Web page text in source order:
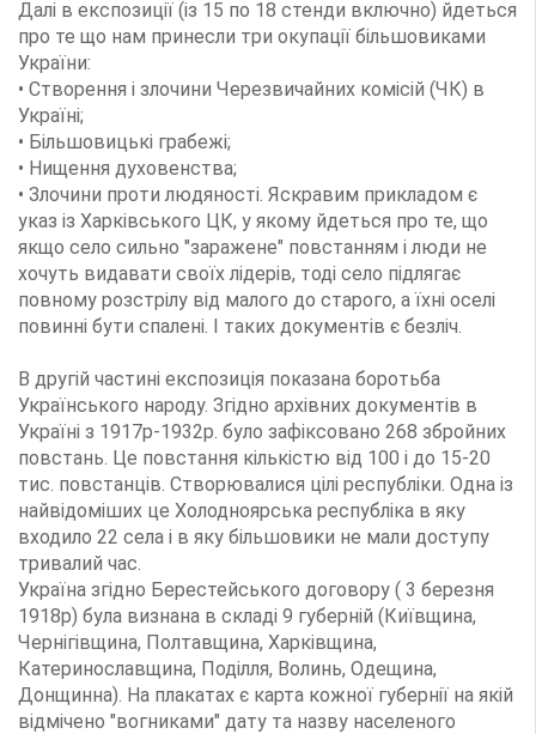
Далі в експозиції (із 15 по 18 стенди включно) йдеться
про те що нам принесли три окупації більшовиками
України:
• Створення і злочини Черезвичайних комісій (ЧК) в
Україні;
• Більшовицькі грабежі;
• Нищення духовенства;
• Злочини проти людяності. Яскравим прикладом є
указ із Харківського ЦК, у якому йдеться про те, що
якщо село сильно "заражене" повстанням і люди не
хочуть видавати своїх лідерів, тоді село підлягає
повному розстрілу від малого до старого, а їхні оселі
повинні бути спалені. І таких документів є безліч.
В другій частині експозиція показана боротьба
Українського народу. Згідно архівних документів в
Україні з 1917р-1932р. було зафіксовано 268 збройних
повстань. Це повстання кількістю від 100 і до 15-20
тис. повстанців. Створювалися цілі республіки. Одна із
найвідоміших це Холодноярська республіка в яку
входило 22 села і в яку більшовики не мали доступу
тривалий час.
Україна згідно Берестейського договору ( 3 березня
1918р) була визнана в складі 9 губерній (Київщина,
Чернігівщина, Полтавщина, Харківщина,
Катеринославщина, Поділля, Волинь, Одещина,
Донщинна). На плакатах є карта кожної губернії на якій
відмічено "вогниками" дату та назву населеного